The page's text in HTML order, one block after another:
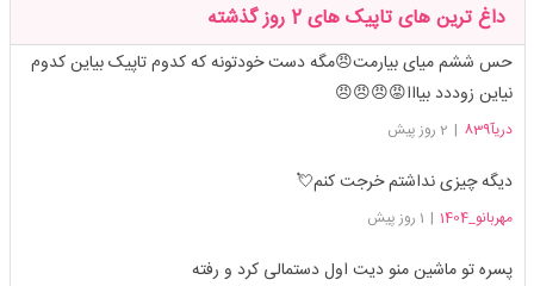
داغ ترین های تاپیک های 2 روز گذشته
حس ششم میای بیارمت😠مگه دست خودتونه که کدوم تاپیک بیاین کدوم
نیاین زوددد بیااا😡😠😠😠
دریآ839 | 2 روز پیش
دیگه چیزی نداشتم خرجت کنم💘
مهربانو_1404 | 1 روز پیش
پسره تو ماشین منو دیت اول دستمالی کرد و رفته